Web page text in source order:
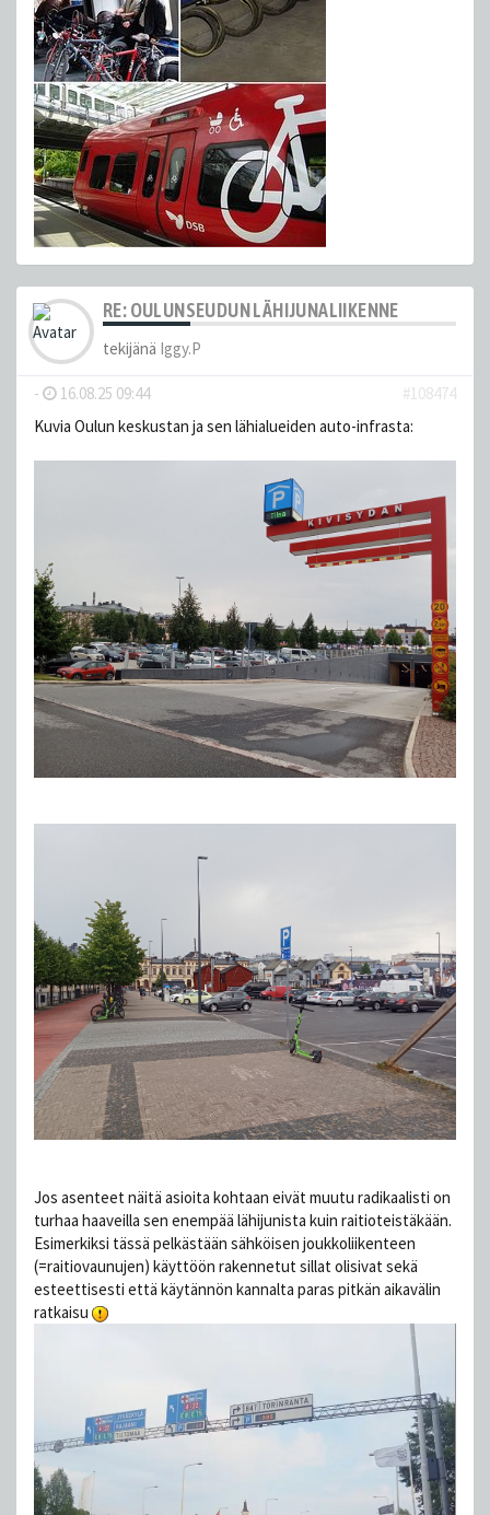
RE: OULUNSEUDUN LÄHIJUNALIIKENNE
tekijänä Iggy.P
- 16.08.25 09:44
#108474
Kuvia Oulun keskustan ja sen lähialueiden auto-infrasta:
Jos asenteet näitä asioita kohtaan eivät muutu radikaalisti on
turhaa haaveilla sen enempää lähijunista kuin raitioteistäkään.
Esimerkiksi tässä pelkästään sähköisen joukkoliikenteen
(=raitiovaunujen) käyttöön rakennetut sillat olisivat sekä
esteettisesti että käytännön kannalta paras pitkän aikavälin
ratkaisu